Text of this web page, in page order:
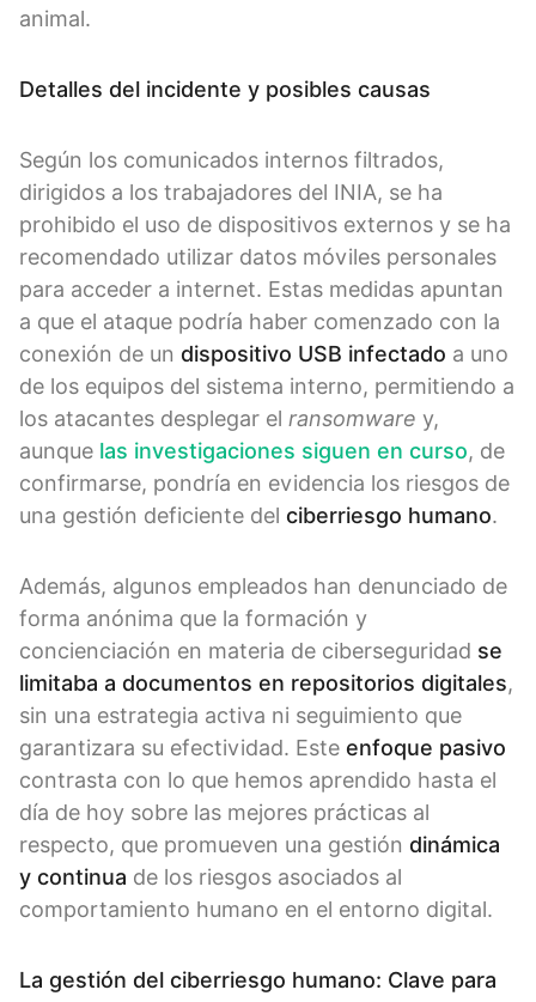
animal.
Detalles del incidente y posibles causas
Según los comunicados internos filtrados,
dirigidos a los trabajadores del INIA, se ha
prohibido el uso de dispositivos externos y se ha
recomendado utilizar datos móviles personales
para acceder a internet. Estas medidas apuntan
a que el ataque podría haber comenzado con la
conexión de un dispositivo USB infectado a uno
de los equipos del sistema interno, permitiendo a
los atacantes desplegar el ransomware y,
aunque las investigaciones siguen en curso, de
confirmarse, pondría en evidencia los riesgos de
una gestión deficiente del ciberriesgo humano.
Además, algunos empleados han denunciado de
forma anónima que la formación y
concienciación en materia de ciberseguridad se
limitaba a documentos en repositorios digitales,
sin una estrategia activa ni seguimiento que
garantizara su efectividad. Este enfoque pasivo
contrasta con lo que hemos aprendido hasta el
día de hoy sobre las mejores prácticas al
respecto, que promueven una gestión dinámica
y continua de los riesgos asociados al
comportamiento humano en el entorno digital.
La gestión del ciberriesgo humano: Clave para